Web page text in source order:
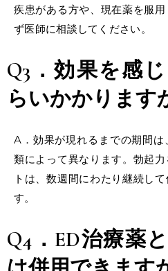
疾患がある方や、現在薬を服
ず医師に相談してください。
Q3．効果を感
らいかかります
A．効果が現れるまでの期間
類によって異なります。勃起
トは、数週間にわたり継続し
す。
Q4． ED治療薬